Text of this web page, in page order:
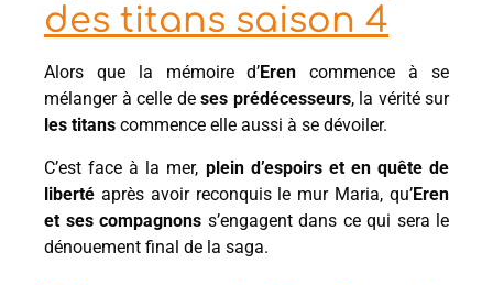
des titans saison 4
Alors que la mémoire d’Eren commence à se
mélanger à celle de ses prédécesseurs, la vérité sur
les titans commence elle aussi à se dévoiler.
C’est face à la mer, plein d’espoirs et en quête de
liberté après avoir reconquis le mur Maria, qu’Eren
et ses compagnons s’engagent dans ce qui sera le
dénouement final de la saga.